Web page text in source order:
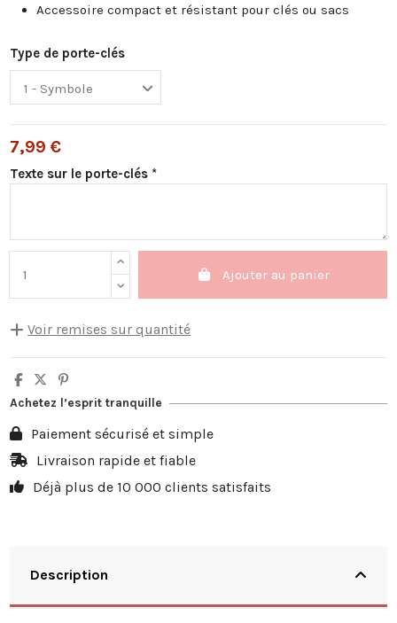
Accessoire compact et résistant pour clés ou sacs
Type de porte-clés
7,99 €
Texte sur le porte-clés *
Ajouter au panier
Voir remises sur quantité
Quantité Remise sur prix unitaire
Vous économisez
10%
10
20%
20
25%
30
30% 71,91 €
Achetez l’esprit tranquille
Paiement sécurisé et simple
Livraison rapide et fiable
Déjà plus de 10 000 clients satisfaits
Description